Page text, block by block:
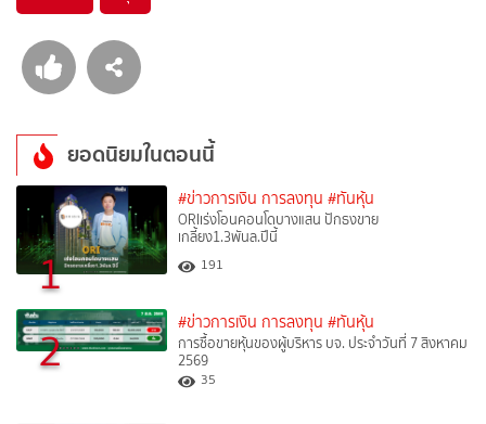
ยอดนิยมในตอนนี้
1
#ข่าวการเงิน การลงทุน #ทันหุ้น
ORIเร่งโอนคอนโดบางแสน ปักธงขาย
เกลี้ยง1.3พันล.ปีนี้
191
2 #ข่าวการเงิน การลงทุน #ทันหุ้น
การซื้อขายหุ้นของผู้บริหาร บจ. ประจำวันที่ 7 สิงหาคม
2569
35